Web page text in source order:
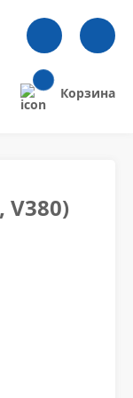
Корзина